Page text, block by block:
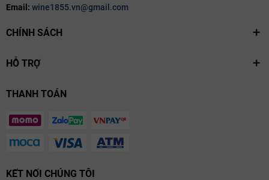
Email: wine1855.vn@gmail.com
CHÍNH SÁCH
HỖ TRỢ
THANH TOÁN
KẾT NỐI CHÚNG TÔI